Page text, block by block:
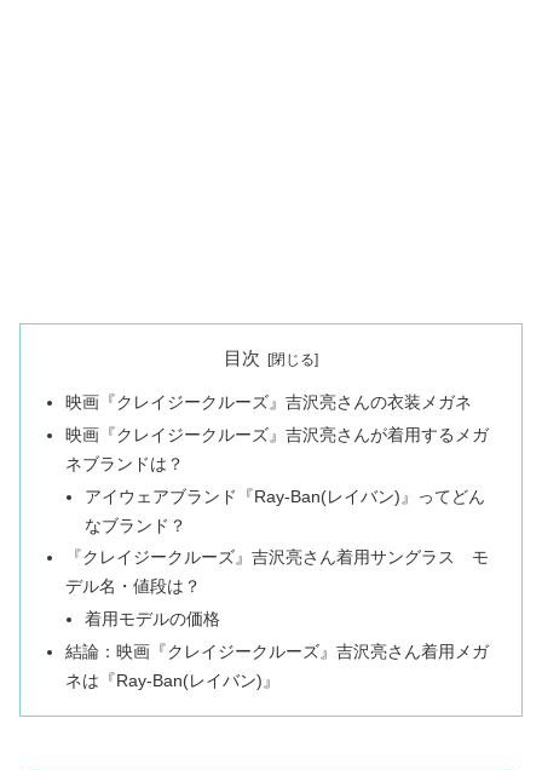
目次
映画『クレイジークルーズ』吉沢亮さんの衣装メガネ
映画『クレイジークルーズ』吉沢亮さんが着用するメガ
ネブランドは？
アイウェアブランド『Ray-Ban(レイバン)』ってどん
なブランド？
『クレイジークルーズ』吉沢亮さん着用サングラス モ
デル名・値段は？
着用モデルの価格
結論：映画『クレイジークルーズ』吉沢亮さん着用メガ
ネは『Ray-Ban(レイバン)』